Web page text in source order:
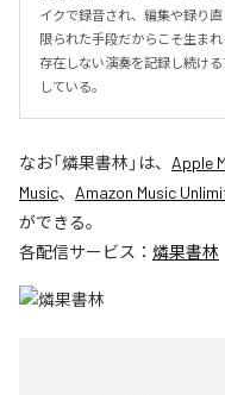
イクで録音され、編集や録り直
限られた手段だからこそ生ま
存在しない演奏を記録し続け
している。
なお「燐果書林 」は、 Apple
Music、 Amazon Music
ができる。
各配信サービス： 燐果書林